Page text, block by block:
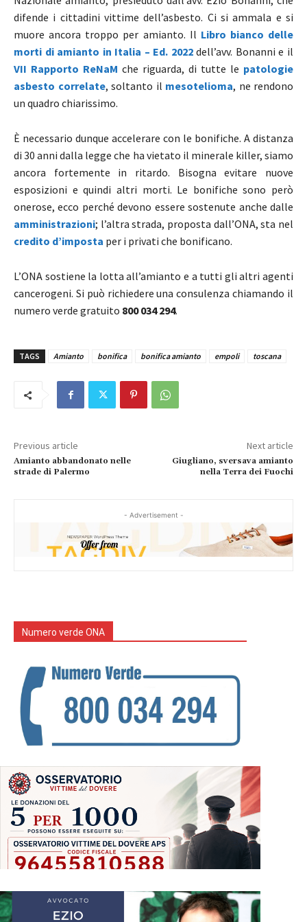
difende i cittadini vittime dell’asbesto. Ci si ammala e si
muore ancora troppo per amianto. Il Libro bianco delle
morti di amianto in Italia – Ed. 2022dell’avv. Bonanni e il
VII Rapporto ReNaM che riguarda, di tutte le patologie
asbesto correlate, soltanto il mesotelioma, ne rendono
un quadro chiarissimo.
È necessario dunque accelerare con le bonifiche. A distanza
di 30 anni dalla legge che ha vietato il minerale killer, siamo
ancora fortemente in ritardo. Bisogna evitare nuove
esposizioni e quindi altri morti. Le bonifiche sono però
onerose, ecco perché devono essere sostenute anche dalle
amministrazioni; l’altra strada, proposta dall’ONA, sta nel
credito d’imposta per i privati che bonificano.
L’ONA sostiene la lotta all’amianto e a tutti gli altri agenti
cancerogeni. Si può richiedere una consulenza chiamando il
numero verde gratuito 800 034 294.
TAGS Amianto bonifica bonifica amianto empoli toscana
Previous article
Amianto abbandonato nelle
strade di Palermo
Next article
Giugliano, sversava amianto
nella Terra dei Fuochi
- Advertisement -
Numero verde ONA